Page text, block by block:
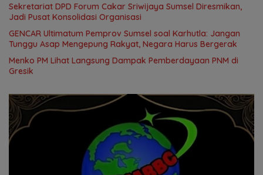
Sekretariat DPD Forum Cakar Sriwijaya Sumsel Diresmikan,
Jadi Pusat Konsolidasi Organisasi
GENCAR Ultimatum Pemprov Sumsel soal Karhutla: Jangan
Tunggu Asap Mengepung Rakyat, Negara Harus Bergerak
Menko PM Lihat Langsung Dampak Pemberdayaan PNM di
Gresik